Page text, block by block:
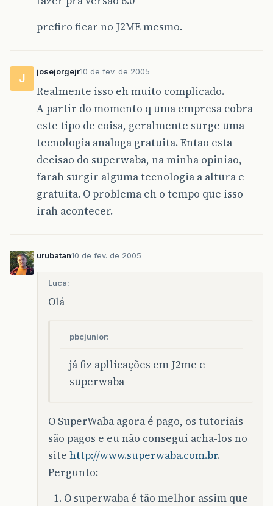
prefiro ficar no J2ME mesmo.
J
josejorgejr10 de fev. de 2005
Realmente isso eh muito complicado.
A partir do momento q uma empresa cobra
este tipo de coisa, geralmente surge uma
tecnologia analoga gratuita. Entao esta
decisao do superwaba, na minha opiniao,
farah surgir alguma tecnologia a altura e
gratuita. O problema eh o tempo que isso
irah acontecer.
urubatan10 de fev. de 2005
Luca:
Olá
pbcjunior:
já fiz apllicações em J2me e
superwaba
O SuperWaba agora é pago, os tutoriais
são pagos e eu não consegui acha-los no
site http://www.superwaba.com.br.
Pergunto:
O superwaba é tão melhor assim que